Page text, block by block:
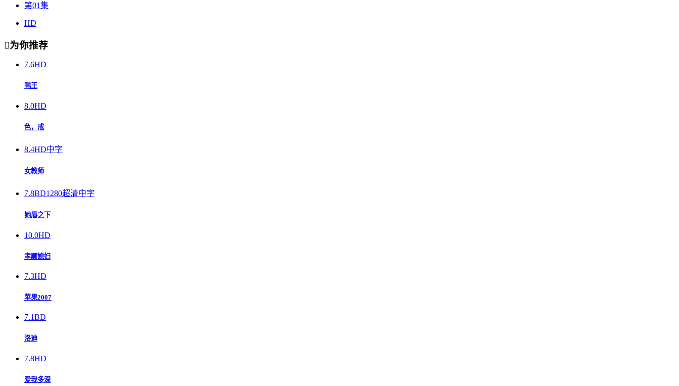
第01集
HD
为你推荐
7.6HD
鸭王
8.0HD
色，戒
8.4HD中字
女教师
7.8BD1280超清中字
她唇之下
10.0HD
孝顺媳妇
7.3HD
苹果2007
7.1BD
洛迪
7.8HD
爱我多深